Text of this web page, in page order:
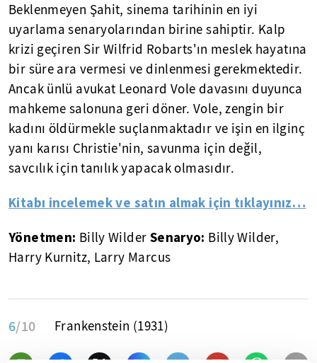
Beklenmeyen Şahit, sinema tarihinin en iyi
uyarlama senaryolarından birine sahiptir. Kalp
krizi geçiren Sir Wilfrid Robarts'ın meslek hayatına
bir süre ara vermesi ve dinlenmesi gerekmektedir.
Ancak ünlü avukat Leonard Vole davasını duyunca
mahkeme salonuna geri döner. Vole, zengin bir
kadını öldürmekle suçlanmaktadır ve işin en ilginç
yanı karısı Christie'nin, savunma için değil,
savcılık için tanılık yapacak olmasıdır.
Kitabı incelemek ve satın almak için tıklayınız…
Yönetmen: Billy Wilder Senaryo: Billy Wilder,
Harry Kurnitz, Larry Marcus
6/10 Frankenstein (1931)